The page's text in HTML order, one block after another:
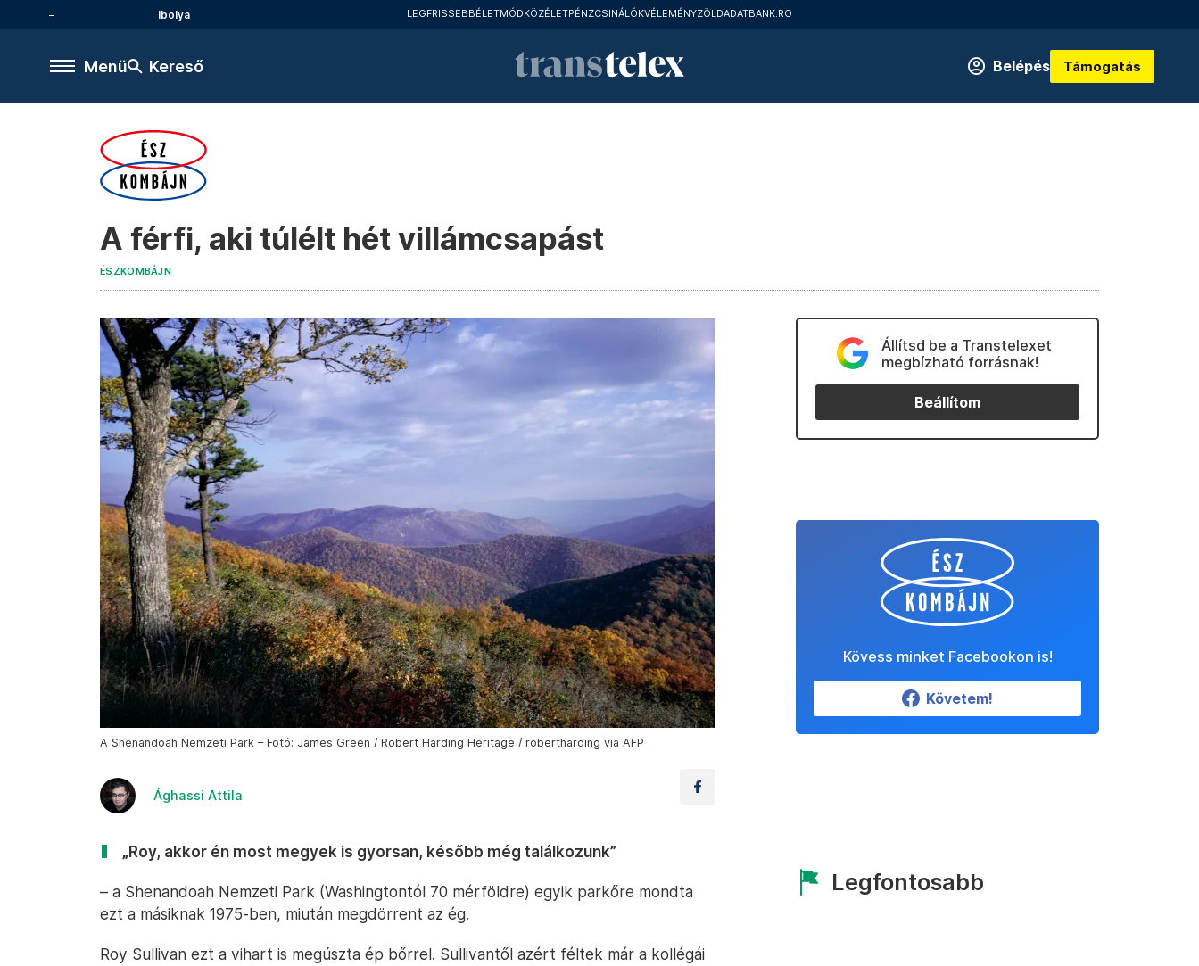
Ibolya LEGFRISSEBBÉLETMÓDKÖZÉLETPÉNZCSINÁLÓKVÉLEMÉNYZÖLDADATBANK.RO
Menü Kereső Belépés Támogatás
A férfi, aki túlélt hét villámcsapást
ÉSZKOMBÁJN
A Shenandoah Nemzeti Park – Fotó: James Green / Robert Harding Heritage / robertharding via AFP
Ághassi Attila
„Roy, akkor én most megyek is gyorsan, később még találkozunk”
– a Shenandoah Nemzeti Park (Washingtontól 70 mérföldre) egyik parkőre mondta
ezt a másiknak 1975-ben, miután megdörrent az ég.
Roy Sullivan ezt a vihart is megúszta ép bőrrel. Sullivantől azért féltek már a kollégái
Állítsd be a Transtelexet
megbízható forrásnak!
Beállítom
Kövess minket Facebookon is!
Követem!
Legfontosabb